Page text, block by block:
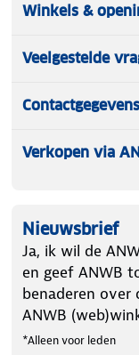
Winkels &
Veelgestelde
Contactgegevens
Verkopen via
Nieuwsbrief
Ja, ik wil de
en geef ANWB
benaderen over
ANWB
*Alleen voor leden